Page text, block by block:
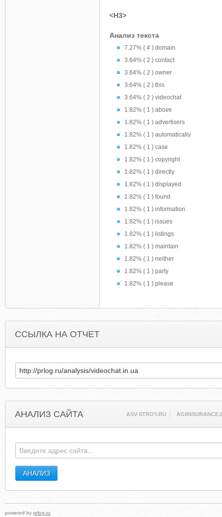
<H3>
Анализ текста
7.27% ( 4 ) domain
3.64% ( 2 ) contact
3.64% ( 2 ) owner
3.64% ( 2 ) this
3.64% ( 2 ) videochat
1.82% ( 1 ) above
1.82% ( 1 ) advertisers
1.82% ( 1 ) automatically
1.82% ( 1 ) case
1.82% ( 1 ) copyright
1.82% ( 1 ) directly
1.82% ( 1 ) displayed
1.82% ( 1 ) found
1.82% ( 1 ) information
1.82% ( 1 ) issues
1.82% ( 1 ) listings
1.82% ( 1 ) maintain
1.82% ( 1 ) neither
1.82% ( 1 ) party
1.82% ( 1 ) please
ССЫЛКА НА ОТЧЕТ
АНАЛИЗ САЙТА ASV-STROY.RU
powered by prlog.ru